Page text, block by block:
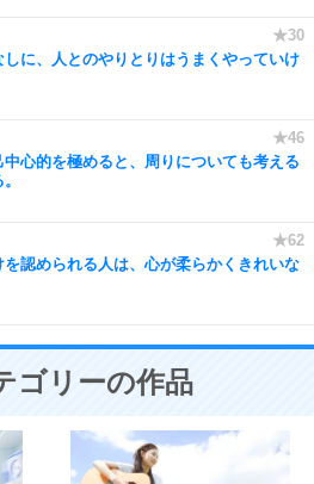
しに、人とのやりとりはうまくやっていけ
中心的を極めると、周りについても考える
を認められる人は、心が柔らかくきれいな
ゴリーの作品